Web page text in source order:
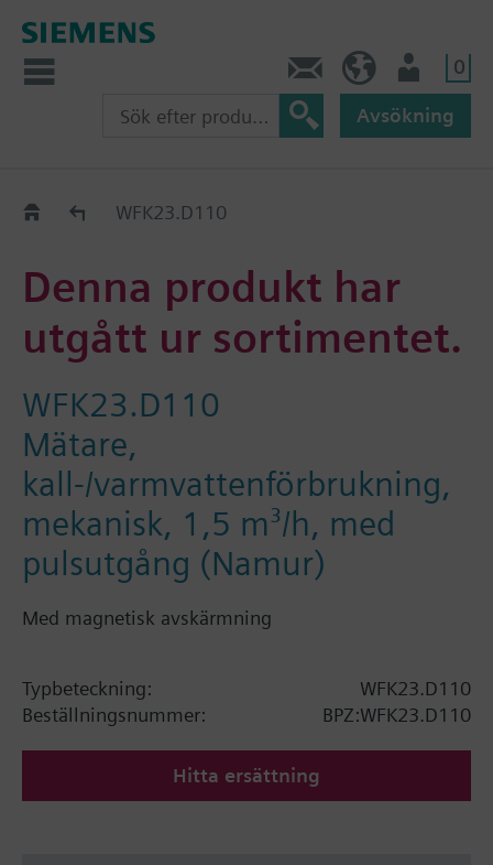
0
Avsökning
Old2NewWFK23.D110
Denna produkt har
utgått ur sortimentet.
WFK23.D110
Mätare,
kall-/varmvattenförbrukning,
mekanisk, 1,5 m³/h, med
pulsutgång (Namur)
Med magnetisk avskärmning
Typbeteckning:
WFK23.D110
Beställningsnummer:
BPZ:WFK23.D110
Hitta ersättning